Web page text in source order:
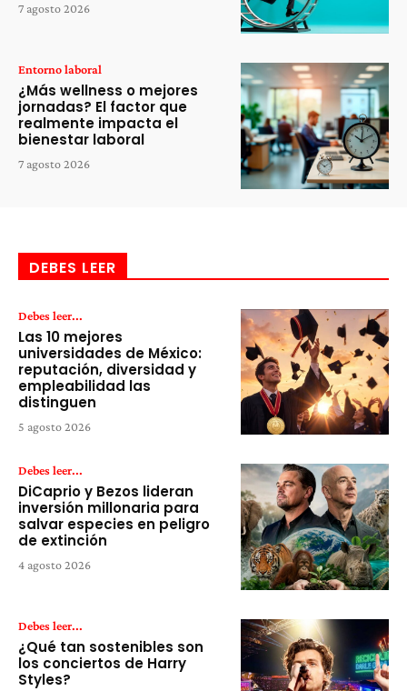
7 agosto 2026
Entorno laboral
¿Más wellness o mejores
jornadas? El factor que
realmente impacta el
bienestar laboral
7 agosto 2026
DEBES LEER
Debes leer...
Las 10 mejores
universidades de México:
reputación, diversidad y
empleabilidad las
distinguen
5 agosto 2026
Debes leer...
DiCaprio y Bezos lideran
inversión millonaria para
salvar especies en peligro
de extinción
4 agosto 2026
Debes leer...
¿Qué tan sostenibles son
los conciertos de Harry
Styles?